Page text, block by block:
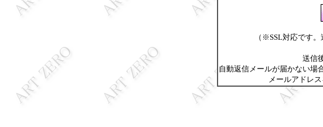
（※SSL対応です
送信
自動返信メールが届かない場
メールアドレ